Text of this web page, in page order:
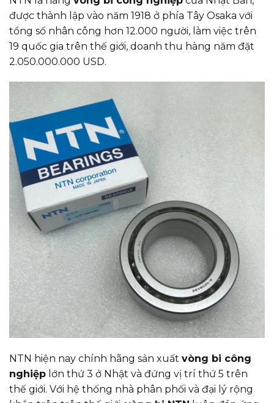
được thành lập vào năm 1918 ở phía Tây Osaka với
tổng số nhân công hơn 12.000 người, làm việc trên
19 quốc gia trên thế giới, doanh thu hàng năm đặt
2.050.000.000 USD.
NTN hiện nay chính hãng sản xuất vòng bi công
nghiệp lớn thứ 3 ở Nhật và đứng vị trí thứ 5 trên
thế giới. Với hệ thống nhà phân phối và đại lý rộng